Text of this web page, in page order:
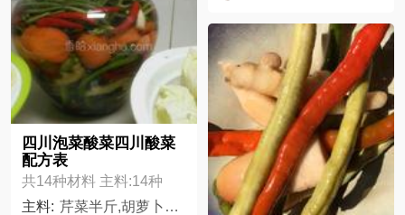
四川泡菜酸菜四川酸菜
配方表
共14种材料 主料:14种
主料: 芹菜半斤,胡萝卜半斤,青辣椒半斤,蒜瓣50瓣,小米辣半斤,仔姜一斤,白酒一斤,冰糖一斤,花椒100粒,盐一袋多一点,八角10粒,白菜半斤,青菜半斤,豇豆半斤